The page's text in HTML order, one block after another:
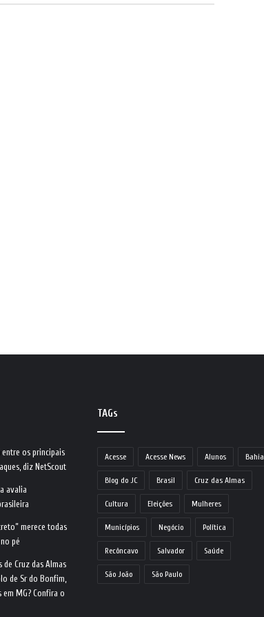
entre os principais
diz NetScout
avalia
merece todas
pé
de Cruz das Almas
de Sr do Bonfim,
MG? Confira o
TAGs
Acesse Acesse News Alunos Bahia
Blog do JC Brasil Cruz das Almas
Cultura Eleições Mulheres
Municípios Negócio Política
Recôncavo Salvador Saúde
São João São Paulo